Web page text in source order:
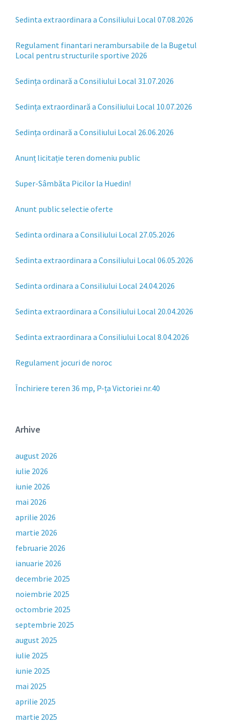
Sedinta extraordinara a Consiliului Local 07.08.2026
Regulament finantari nerambursabile de la Bugetul
Local pentru structurile sportive 2026
Sedința ordinară a Consiliului Local 31.07.2026
Sedința extraordinară a Consiliului Local 10.07.2026
Sedința ordinară a Consiliului Local 26.06.2026
Anunț licitație teren domeniu public
Super-Sâmbăta Picilor la Huedin!
Anunt public selectie oferte
Sedinta ordinara a Consiliului Local 27.05.2026
Sedinta extraordinara a Consiliului Local 06.05.2026
Sedinta ordinara a Consiliului Local 24.04.2026
Sedinta extraordinara a Consiliului Local 20.04.2026
Sedinta extraordinara a Consiliului Local 8.04.2026
Regulament jocuri de noroc
Închiriere teren 36 mp, P-ța Victoriei nr.40
Arhive
august 2026
iulie 2026
iunie 2026
mai 2026
aprilie 2026
martie 2026
februarie 2026
ianuarie 2026
decembrie 2025
noiembrie 2025
octombrie 2025
septembrie 2025
august 2025
iulie 2025
iunie 2025
mai 2025
aprilie 2025
martie 2025